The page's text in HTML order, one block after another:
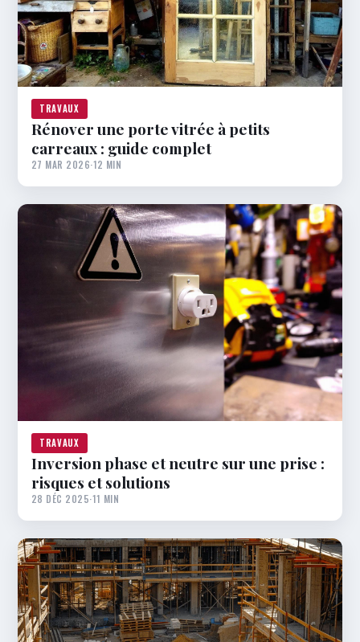
TRAVAUX
Rénover une porte vitrée à petits
carreaux : guide complet
27 MAR 2026·12 MIN
TRAVAUX
Inversion phase et neutre sur une prise :
risques et solutions
28 DÉC 2025·11 MIN